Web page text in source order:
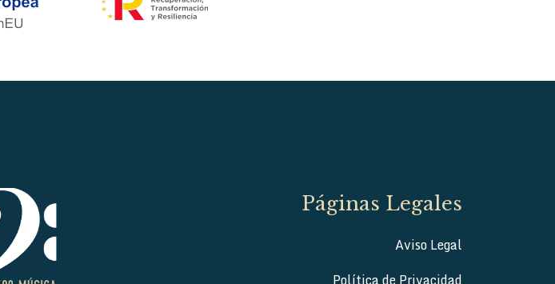
Páginas Legales
Aviso Legal